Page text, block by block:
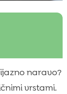
mačkenaravo?
vrstami.